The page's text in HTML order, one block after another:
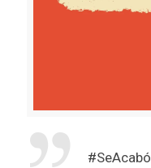
#SeAcabó